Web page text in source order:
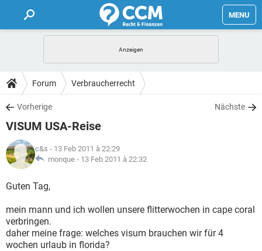
MENU
FORUM
TIPPS
Forum Verbraucherrecht
Vorherige Nächste
VISUM USA-Reise
c&s - 13 Feb 2011 à 22:29
monque - 13 Feb 2011 à 22:32
Guten Tag,
mein mann und ich wollen unsere flitterwochen in cape coral
verbringen.
daher meine frage: welches visum brauchen wir für 4
wochen urlaub in florida?